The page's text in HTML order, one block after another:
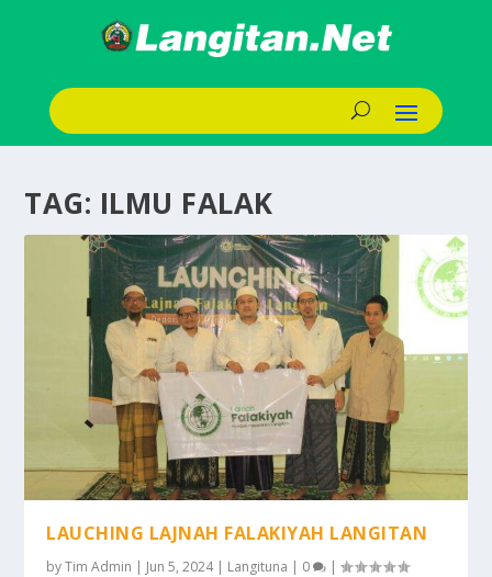
TAG: ILMU FALAK
LAUCHING LAJNAH FALAKIYAH LANGITAN
byTim Admin | Jun 5, 2024| Langituna | 0 |